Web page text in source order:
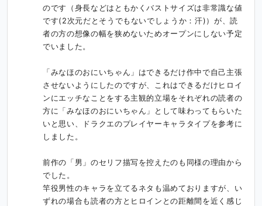
のです（身長などはともかくバストサイズは非常識な値
です(2次元だとそうでもないでしょうか：汗)）が、読
者の方の想像の幅を狭めないためオープンにしない予定
でいました。
「みなほのおにいちゃん」はできるだけ作中で自己主張
させないようにしたのですが、これはできるだけヒロイ
ンにエッチなことをする主観的立場をそれぞれの読者の
方に「みなほのおにいちゃん」として味わってもらいた
いと思い、ドラクエのプレイヤーキャラタイプを参考に
しました。
前作の「男」のセリフ描写を控えたのも同様の理由から
でした。
竿役男性のキャラを立てるネタも温めておりますが、い
ずれの場合も読者の方とヒロインとの距離間を近く感じ